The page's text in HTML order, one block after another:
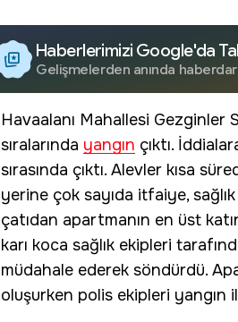
Haberlerimizi Google'da
Gelişmelerden anında
Havaalanı Mahallesi Gezginler
sıralarında yangın çıktı.
sırasında çıktı. Alevler kısa
yerine çok sayıda itfaiye,
çatıdan apartmanın en üst
karı koca sağlık ekipleri
müdahale ederek söndürdü.
oluşurken polis ekipleri yangın